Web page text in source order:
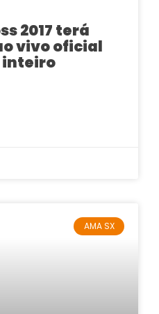
2017 terá
vivo oficial
inteiro
AMA SX